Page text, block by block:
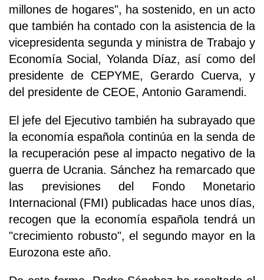
millones de hogares", ha sostenido, en un acto
que también ha contado con la asistencia de la
vicepresidenta segunda y ministra de Trabajo y
Economía Social, Yolanda Díaz, así como del
presidente de CEPYME, Gerardo Cuerva, y
del presidente de CEOE, Antonio Garamendi.
El jefe del Ejecutivo también ha subrayado que
la economía española continúa en la senda de
la recuperación pese al impacto negativo de la
guerra de Ucrania. Sánchez ha remarcado que
las previsiones del Fondo Monetario
Internacional (FMI) publicadas hace unos días,
recogen que la economía española tendrá un
"crecimiento robusto", el segundo mayor en la
Eurozona este año.